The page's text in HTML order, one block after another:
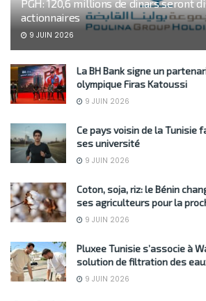
PGH: 120,6 millions de dinars seront
actionnaires
9 JUIN 2026
La BH Bank signe un
olympique Firas Katoussi
9 JUIN 2026
Ce pays voisin de la Tunisie
ses université
9 JUIN 2026
Coton, soja, riz: le Bénin
ses agriculteurs pour la
9 JUIN 2026
Pluxee Tunisie s’associe à
solution de filtration des
9 JUIN 2026